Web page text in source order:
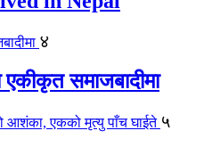
४
समाजबादीमा
५